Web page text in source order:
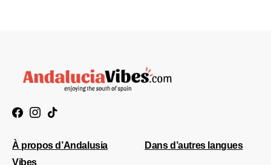
À propos d’Andalusia
Vibes
Dans d’autres langues